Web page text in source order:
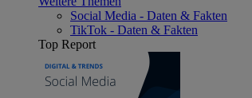
Social Media - Daten & Fakten
TikTok - Daten & Fakten
Top Report